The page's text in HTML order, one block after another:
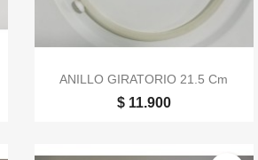
Vista rápida
ANILLO GIRATORIO 21.5 Cm
$ 11.900